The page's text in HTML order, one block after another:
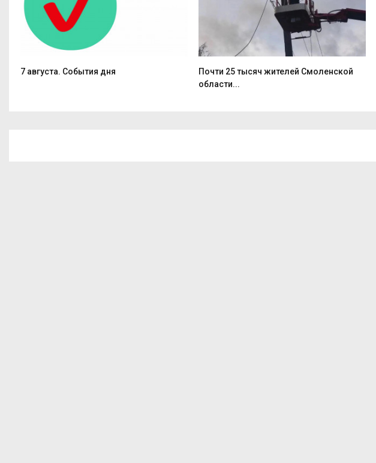
7 августа. События дня
Почти 25 тысяч жителей Смоленской
области...